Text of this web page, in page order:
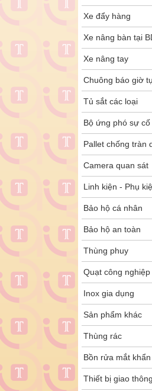
Xe đẩy hàng
Xe nâng bàn tại
Xe nâng tay
Chuông báo giờ
Tủ sắt các loại
Bộ ứng phó sự cố
Pallet chống tràn
Camera quan sát
Linh kiện - Phụ
Bảo hộ cá nhân
Bảo hộ an toàn
Thùng phuy
Quạt công nghiệp
Inox gia dụng
Sản phẩm khác
Thùng rác
Bồn rửa mắt
Thiết bị giao thông